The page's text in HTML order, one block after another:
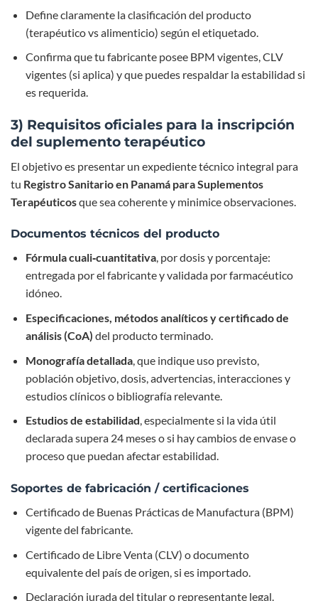
Define claramente la clasificación del producto
(terapéutico vs alimenticio) según el etiquetado.
Confirma que tu fabricante posee BPM vigentes, CLV
vigentes (si aplica) y que puedes respaldar la estabilidad si
es requerida.
3) Requisitos oficiales para la inscripción
del suplemento terapéutico
El objetivo es presentar un expediente técnico integral para
tu Registro Sanitario en Panamá para Suplementos
Terapéuticosque sea coherente y minimice observaciones.
Documentos técnicos del producto
Fórmula cuali‑cuantitativa, por dosis y porcentaje:
entregada por el fabricante y validada por farmacéutico
idóneo.
Especificaciones, métodos analíticos y certificado de
análisis (CoA) del producto terminado.
Monografía detallada, que indique uso previsto,
población objetivo, dosis, advertencias, interacciones y
estudios clínicos o bibliografía relevante.
Estudios de estabilidad, especialmente si la vida útil
declarada supera 24 meses o si hay cambios de envase o
proceso que puedan afectar estabilidad.
Soportes de fabricación / certificaciones
Certificado de Buenas Prácticas de Manufactura (BPM)
vigente del fabricante.
Certificado de Libre Venta (CLV) o documento
equivalente del país de origen, si es importado.
Declaración jurada del titular o representante legal.